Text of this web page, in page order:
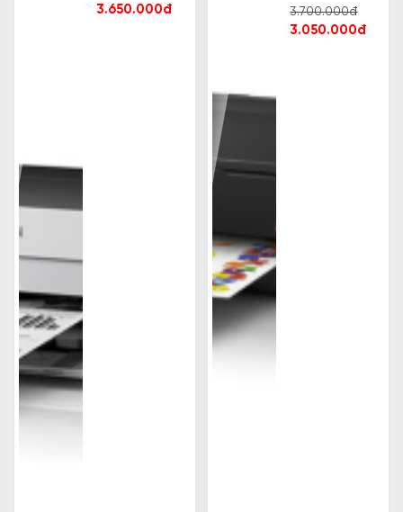
3.700.000đ
3.050.000đ